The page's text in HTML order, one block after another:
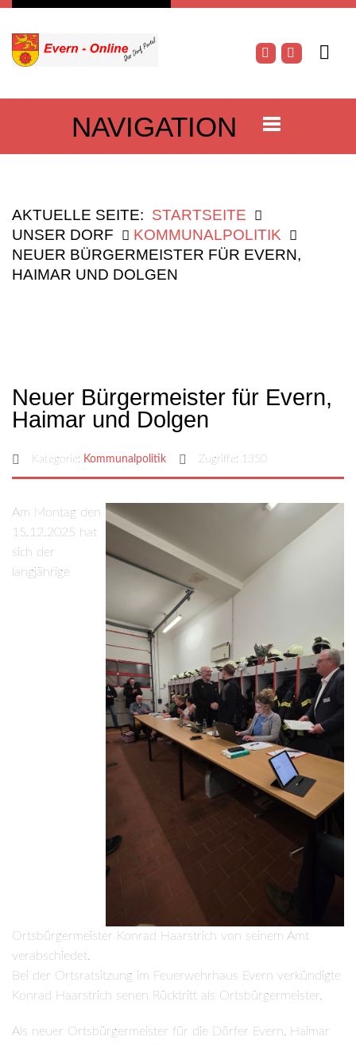
NAVIGATION
AKTUELLE SEITE: STARTSEITE
UNSER DORF
KOMMUNALPOLITIK
NEUER BÜRGERMEISTER FÜR EVERN,
HAIMAR UND DOLGEN
Neuer Bürgermeister für Evern,
Haimar und Dolgen
Kategorie: Kommunalpolitik Zugriffe: 1350
Am Montag den
15.12.2025 hat
sich der
langjährige
Ortsbürgermeister Konrad Haarstrich von seinem Amt
verabschiedet.
Bei der Ortsratsitzung im Feuerwehrhaus Evern verkündigte
Konrad Haarstrich senen Rücktritt als Ortsbürgermeister.
Als neuer Ortsbürgermeister für die Dörfer Evern, Haimar